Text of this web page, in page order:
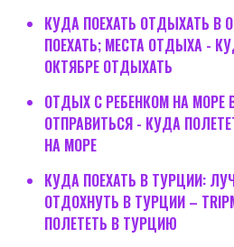
КУДА ПОЕХАТЬ ОТДЫХАТЬ В
ПОЕХАТЬ; МЕСТА ОТДЫХА -
ОКТЯБРЕ ОТДЫХАТЬ
ОТДЫХ С РЕБЕНКОМ НА МОРЕ
ОТПРАВИТЬСЯ - КУДА
НА МОРЕ
КУДА ПОЕХАТЬ В ТУРЦИИ:
ОТДОХНУТЬ В ТУРЦИИ –
ПОЛЕТЕТЬ В ТУРЦИЮ